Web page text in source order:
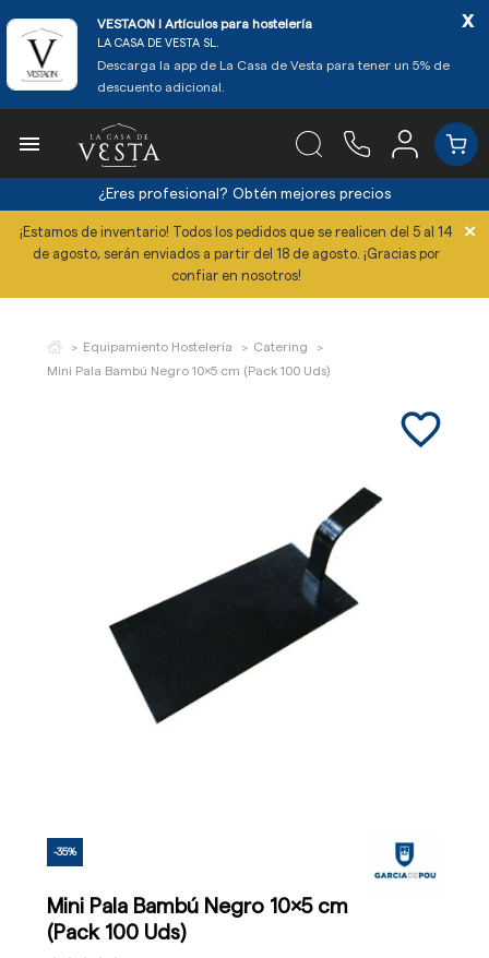
VESTAON l Artículos para hostelería
LA CASA DE VESTA SL.
Descarga la app de La Casa de Vesta para tener un 5% de
descuento adicional.
x

¿Eres profesional? Obtén mejores precios
¡Estamos de inventario! Todos los pedidos que se realicen del 5 al 14
de agosto, serán enviados a partir del 18 de agosto. ¡Gracias por
confiar en nosotros!
×
Equipamiento Hostelería
Catering
Mini Pala Bambú Negro 10x5 cm (Pack 100 Uds)
favorite_border
-35%
Mini Pala Bambú Negro 10x5 cm
(Pack 100 Uds)